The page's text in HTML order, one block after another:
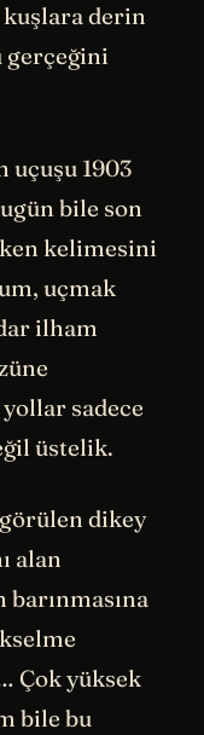
kuşlara derin
gerçeğini
1903
bile son
kelimesini
uçmak
ilham
sadece
üstelik.
dikey
alan
Çok yüksek
bile bu